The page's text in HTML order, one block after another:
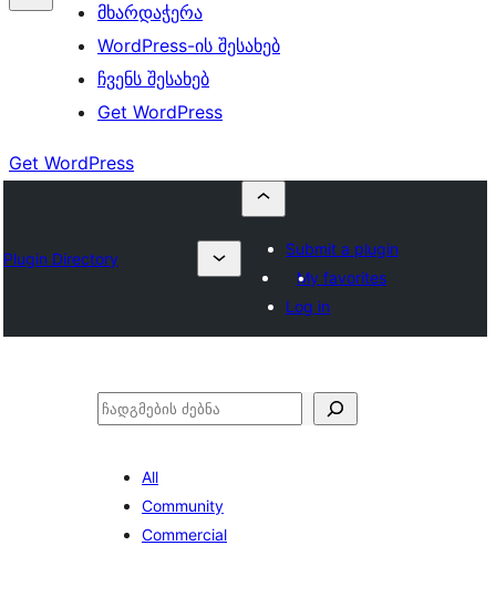
მხარდაჭერა
WordPress-ის შესახებ
ჩვენს შესახებ
Get WordPress
Get WordPress
Plugin Directory
Submit a plugin
My favorites
Log in
ძებნა
All
Community
Commercial